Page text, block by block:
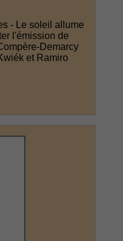
- Le soleil allume
l'émission de
Demarcy
et Ramiro